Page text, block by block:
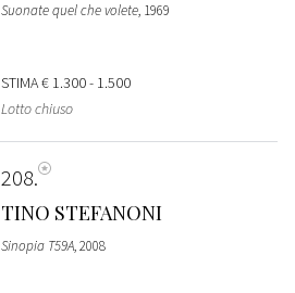
Suonate quel che volete, 1969
STIMA€ 1.300 - 1.500
Lotto chiuso
208
TINO STEFANONI
Sinopia T59A, 2008